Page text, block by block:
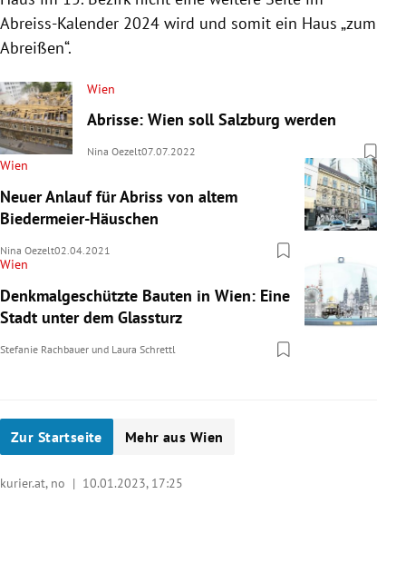
Abreiss-Kalender 2024 wird und somit ein Haus „zum
Abreißen“.
Wien
Abrisse: Wien soll Salzburg werden
Nina Oezelt07.07.2022
Wien
Neuer Anlauf für Abriss von altem
Biedermeier-Häuschen
Nina Oezelt02.04.2021
Wien
Denkmalgeschützte Bauten in Wien: Eine
Stadt unter dem Glassturz
Stefanie Rachbauer und Laura Schrettl
Zur Startseite Mehr aus Wien
kurier.at, no | 10.01.2023, 17:25